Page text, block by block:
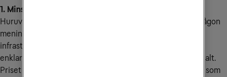
1. Minskade kostnader, eller inte?
Huruvida kostnaderna minskar är ständigt debatterat. I någon
mening stämmer detta. Företag kan minska sin centrala
infrastruktur, slippa betala för brandväggar och använda
enklare anslutningar. Samtidigt kan det bli lite dyrare initialt.
Priset bör därför ställas i relation till nyttan du får. Värdet som